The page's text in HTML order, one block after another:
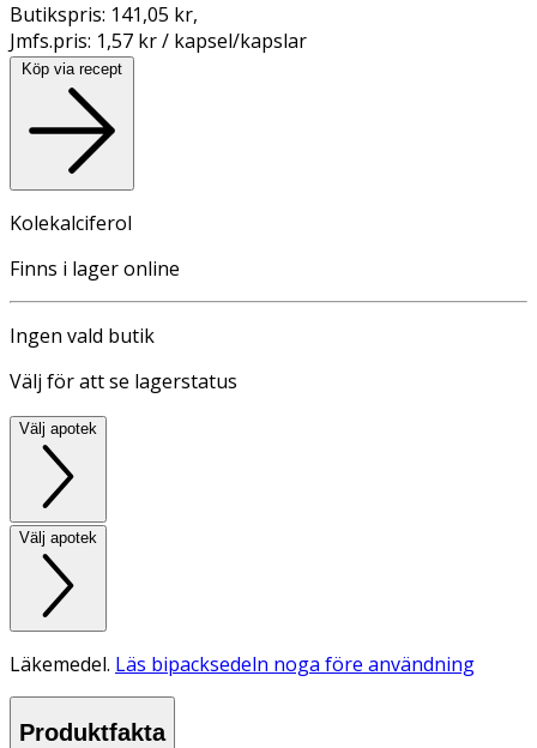
Butikspris: 141,05 kr,
Jmfs.pris: 1,57 kr / kapsel/kapslar
Köp via recept
Kolekalciferol
Finns i lager online
Ingen vald butik
Välj för att se lagerstatus
Välj apotek
Välj apotek
Läkemedel. Läs bipacksedeln noga före användning
Produktfakta